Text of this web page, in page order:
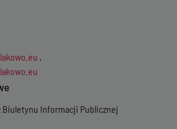
,
Biuletynu Informacji Publicznej